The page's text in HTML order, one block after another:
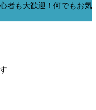
も大歓迎！何でもお気